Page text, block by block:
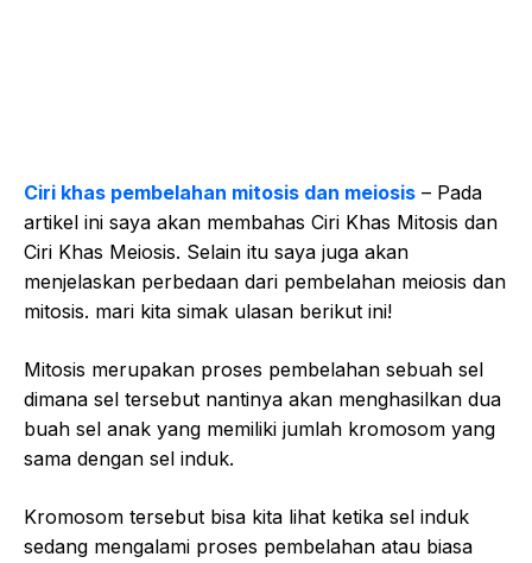
Ciri khas pembelahan mitosis dan meiosis – Pada
artikel ini saya akan membahas Ciri Khas Mitosis dan
Ciri Khas Meiosis. Selain itu saya juga akan
menjelaskan perbedaan dari pembelahan meiosis dan
mitosis. mari kita simak ulasan berikut ini!
Mitosis merupakan proses pembelahan sebuah sel
dimana sel tersebut nantinya akan menghasilkan dua
buah sel anak yang memiliki jumlah kromosom yang
sama dengan sel induk.
Kromosom tersebut bisa kita lihat ketika sel induk
sedang mengalami proses pembelahan atau biasa